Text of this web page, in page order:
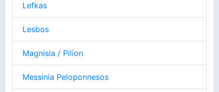
Lefkas
Lesbos
Magnisia / Pilion
Messinia Peloponnesos